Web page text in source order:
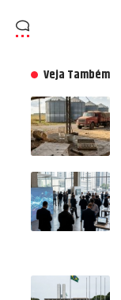
Veja Também